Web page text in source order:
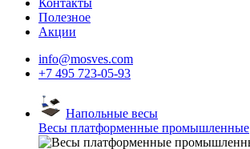
Контакты
Полезное
Акции
info@mosves.com
+7 495 723-05-93
Напольные весы
Весы платформенные промышленные